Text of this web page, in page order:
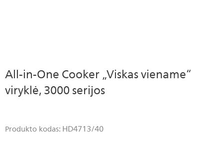
All-in-One Cooker „Viskas viename“
viryklė, 3000 serijos
Produkto kodas: HD4713/40